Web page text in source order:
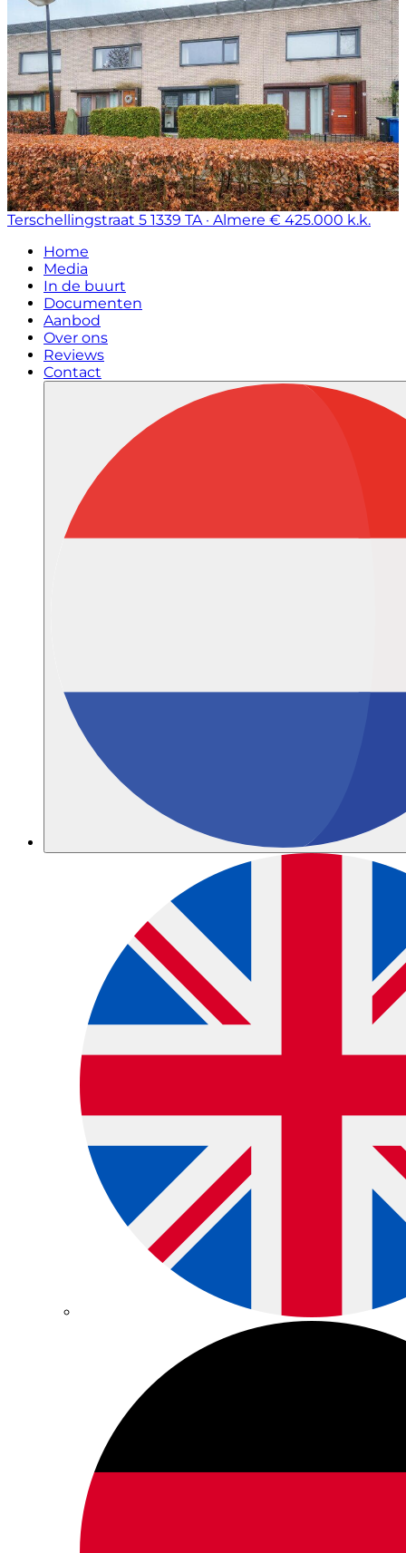
Terschellingstraat 5 1339 TA · Almere € 425.000 k.k.
Home
Media
In de buurt
Documenten
Aanbod
Over ons
Reviews
Contact